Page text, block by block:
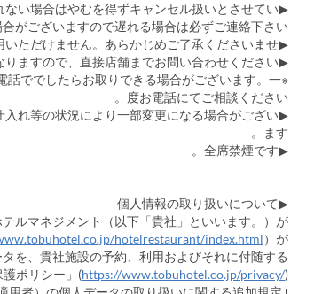
ない場合はやむを得ずキャンセル扱いとさせてい
がございますので遅れる場合は必ずご連絡下さい。
▶各種割引や特典は併用いただけません。あらかじめご了承くださいませ。
▶7名様以上のご予約の際は特典対象外となりますので、直接店舗までお問い合わせください。
話ででしたらお取りできる場合がございます。一
度お電話にてご相談ください。
入れ等の状況により一部変更になる場合がござい
ます。
▶全席禁煙です。
▶個人情報の取り扱いについて
ルマネジメント（以下「貴社」といいます。）が
hotelrestaurant/index.html）が、
を、貴社施設の予約、利用およびそれに付随する
ポリシー」(https://www.tobuhotel.co.jp/privacy/)